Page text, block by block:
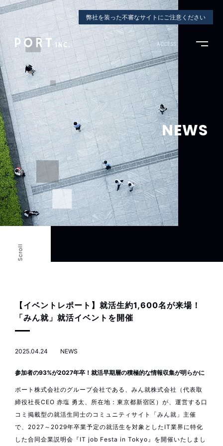
弊社を装った不審なサイトにご注意ください
ACCESS
NEWS
Scroll
【イベントレポート】就活生約1,600名が来場！
「みん就」就活イベントを開催
2025.04.24 NEWS
参加者の93%が2027年卒！就活早期層の積極的な情報収集が明らかに
ポート株式会社のグループ会社である、みん就株式会社（代表取
締役社長CEO 赤塩 勇太、所在地：東京都新宿区）が、運営する口
コミ掲載型の就活生同士のコミュニティサイト「みん就」主催
で、2027～2029年卒業予定の就活生を対象としたIT業界に特化
した合同企業説明会『IT job Festa in Tokyo』を開催いたしまし